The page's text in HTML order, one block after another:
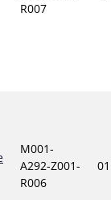
R007
M001-
A292-Z001-
R006